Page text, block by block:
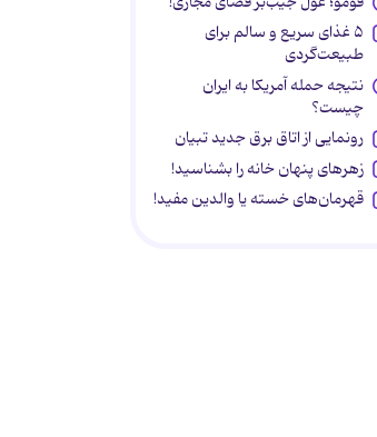
۵ غذای سریع و سالم برای
طبیعت‌گردی
نتیجه حمله آمریکا به ایران
چیست؟
رونمایی از اتاق برق جدید تبیان
زهرهای پنهان خانه را بشناسید!
قهرمان‌های خسته یا والدین مفید!